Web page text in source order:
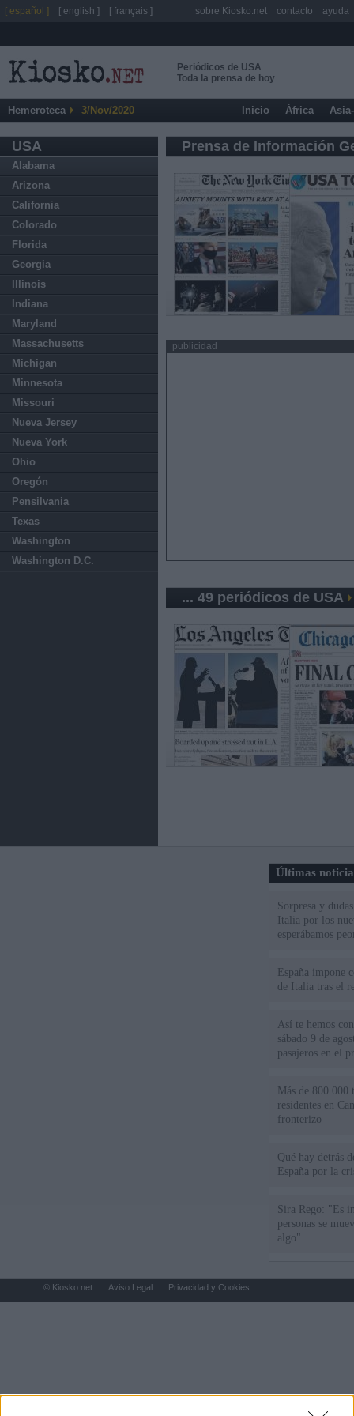
Periódicos de USA
Toda la prensa de hoy
Hemeroteca 3/Nov/2020 Inicio África
USA
Alabama
Arizona
California
Colorado
Florida
Georgia
Illinois
Indiana
Maryland
Massachusetts
Michigan
Minnesota
Missouri
Nueva Jersey
Nueva York
Ohio
Oregón
Pensilvania
Texas
Washington
Washington D.C.
Prensa de Información
publicidad
... 49 periódicos de USA
Últimas
Sorpresa y
Italia por los
esperábamos
España impone
de Italia tras el
Así te hemos
sábado 9 de
pasajeros en el
Más de 800.000
residentes en
fronterizo
Qué hay detrás
España por la
Sira Rego: "Es
personas se
algo"
[ español ] [ english ] [ français ] sobre Kiosko.net contacto ayuda
© Kiosko.net Aviso Legal Privacidad y Cookies